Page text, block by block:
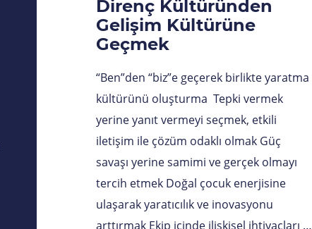
Direnç Kültüründen
Gelişim Kültürüne
Geçmek
“Ben”den “biz”e geçerek birlikte yaratma
kültürünü oluşturma Tepki vermek
yerine yanıt vermeyi seçmek, etkili
iletişim ile çözüm odaklı olmak Güç
savaşı yerine samimi ve gerçek olmayı
tercih etmek Doğal çocuk enerjisine
ulaşarak yaratıcılık ve inovasyonu
arttırmak Ekip içinde ilişkisel ihtiyaçları …